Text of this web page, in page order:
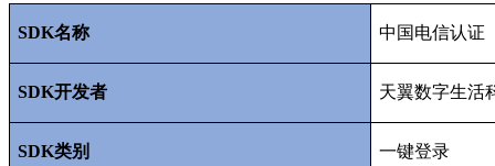
SDK名称 中国电信认证
SDK开发者 天翼数字生活
SDK类别 一键登录